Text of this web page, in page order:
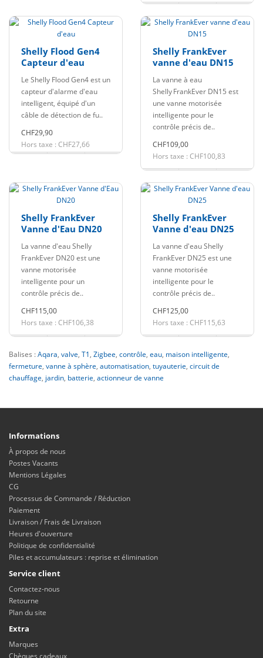
Shelly Flood Gen4
Capteur d'eau
Le Shelly Flood Gen4 est un
capteur d'alarme d'eau
intelligent, équipé d'un
câble de détection de fu..
CHF29,90
Hors taxe : CHF27,66
Shelly FrankEver
vanne d'eau DN15
La vanne à eau
Shelly FrankEver DN15 est
une vanne motorisée
intelligente pour le
contrôle précis de..
CHF109,00
Hors taxe : CHF100,83
Shelly FrankEver
Vanne d'Eau DN20
La vanne d'eau Shelly
FrankEver DN20 est une
vanne motorisée
intelligente pour un
contrôle précis de..
CHF115,00
Hors taxe : CHF106,38
Shelly FrankEver
Vanne d'eau DN25
La vanne d'eau Shelly
FrankEver DN25 est une
vanne motorisée
intelligente pour le
contrôle précis de..
CHF125,00
Hors taxe : CHF115,63
Balises :Aqara, valve, T1, Zigbee, contrôle, eau, maison intelligente,
fermeture, vanne à sphère, automatisation, tuyauterie, circuit de
chauffage, jardin, batterie, actionneur de vanne
Informations
À propos de nous
Postes Vacants
Mentions Légales
CG
Processus de Commande / Réduction
Paiement
Livraison / Frais de Livraison
Heures d'ouverture
Politique de confidentialité
Piles et accumulateurs : reprise et élimination
Service client
Contactez-nous
Retourne
Plan du site
Extra
Marques
Chèques cadeaux